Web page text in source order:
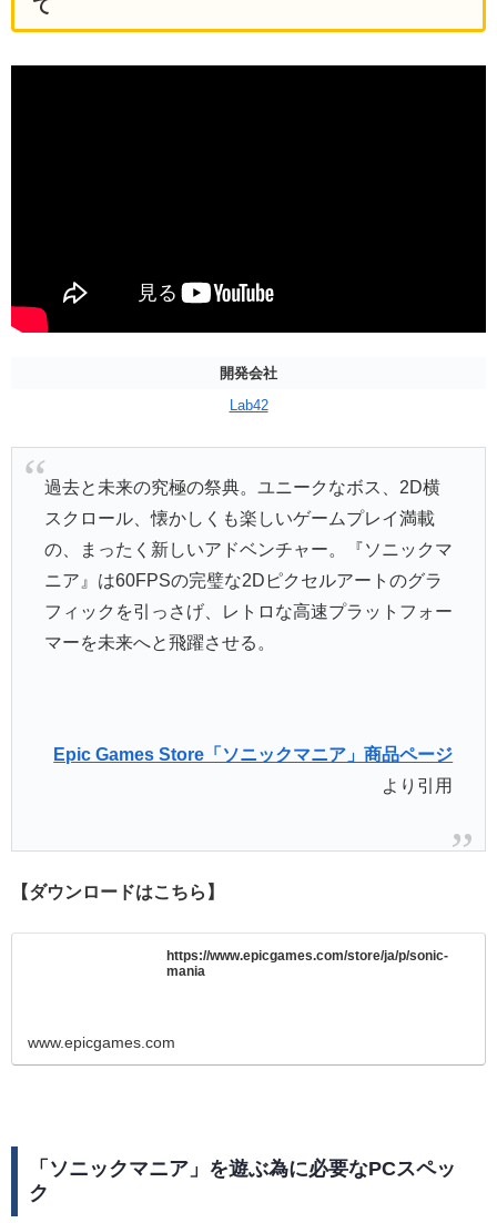
て
開発会社
Lab42
過去と未来の究極の祭典。ユニークなボス、2D横
スクロール、懐かしくも楽しいゲームプレイ満載
の、まったく新しいアドベンチャー。『ソニックマ
ニア』は60FPSの完璧な2Dピクセルアートのグラ
フィックを引っさげ、レトロな高速プラットフォー
マーを未来へと飛躍させる。
Epic Games Store「ソニックマニア」商品ページ
より引用
【ダウンロードはこちら】
https://www.epicgames.com/store/ja/p/sonic-
mania
www.epicgames.com
「ソニックマニア」を遊ぶ為に必要なPCスペッ
ク